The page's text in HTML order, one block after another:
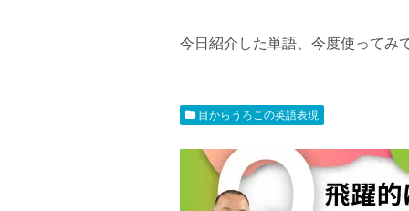
今日紹介した単語、今度使ってみ
目からうろこの英語表現